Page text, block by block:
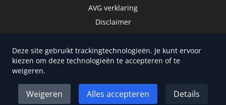
AVG verklaring
Disclaimer
Deze site gebruikt trackingtechnologieën. Je kunt ervoor
kiezen om deze technologieën te accepteren of te
weigeren.
Weigeren Alles accepteren Details